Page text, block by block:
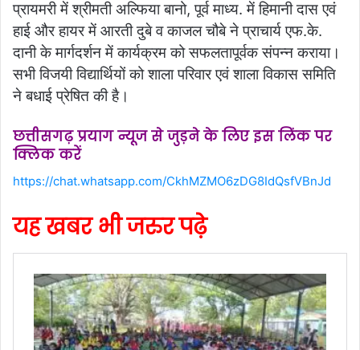
प्रायमरी में श्रीमती अल्फिया बानो, पूर्व माध्य. में हिमानी दास एवं
हाई और हायर में आरती दुबे व काजल चौबे ने प्राचार्य एफ.के.
दानी के मार्गदर्शन में कार्यक्रम को सफलतापूर्वक संपन्न कराया।
सभी विजयी विद्यार्थियों को शाला परिवार एवं शाला विकास समिति
ने बधाई प्रेषित की है।
छत्तीसगढ़ प्रयाग न्यूज से जुड़ने के लिए इस लिंक पर
क्लिक करें
https://chat.whatsapp.com/CkhMZMO6zDG8IdQsfVBnJd
यह खबर भी जरुर पढ़े